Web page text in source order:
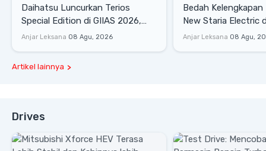
Daihatsu Luncurkan Terios
Special Edition di GIIAS 2026,
Stok Terbatas
Anjar Leksana 08 Agu, 2026
Bedah Kelengkapan
New Staria Electric
yang Dikenalkan di
Anjar Leksana 08 Agu,
Artikel lainnya
Drives